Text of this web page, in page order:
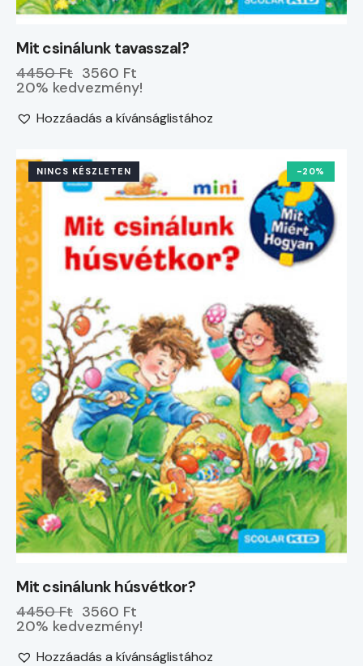
Mit csinálunk tavasszal?
4450 Ft 3560 Ft
20% kedvezmény!
Hozzáadás a kívánságlistához
NINCS KÉSZLETEN -20%
Mit csinálunk húsvétkor?
4450 Ft 3560 Ft
20% kedvezmény!
Hozzáadás a kívánságlistához